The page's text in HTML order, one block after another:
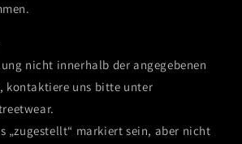
nicht innerhalb der angegebenen
kontaktiere uns bitte unter
„zugestellt“ markiert sein, aber nicht